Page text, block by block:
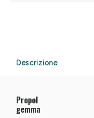
Descrizione
Propol
gemma
Vie Urinarie e